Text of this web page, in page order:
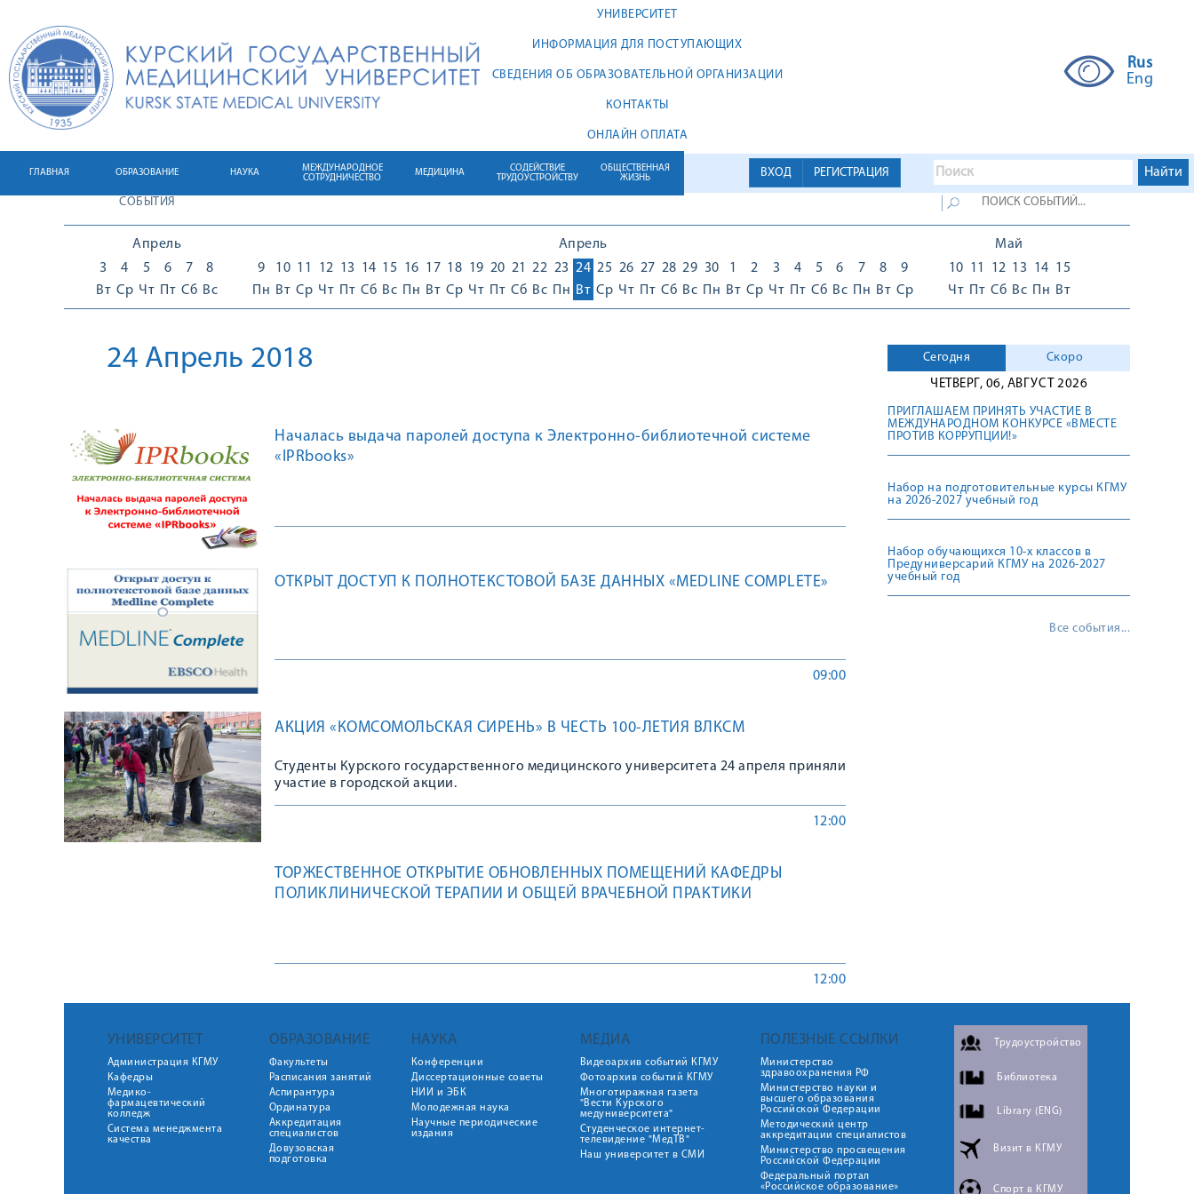
УНИВЕРСИТЕТ
ИНФОРМАЦИЯ ДЛЯ ПОСТУПАЮЩИХ
СВЕДЕНИЯ ОБ ОБРАЗОВАТЕЛЬНОЙ ОРГАНИЗАЦИИ
КОНТАКТЫ
ОНЛАЙН ОПЛАТА
Rus
Eng
ВХОД РЕГИСТРАЦИЯ
ГЛАВНАЯ ОБРАЗОВАНИЕ НАУКА
МЕЖДУНАРОДНОЕ
СОТРУДНИЧЕСТВО
МЕДИЦИНА
СОДЕЙСТВИЕ
ТРУДОУСТРОЙСТВУ
ОБЩЕСТВЕННАЯ
ЖИЗНЬ
СОБЫТИЯ
Апрель
3
Вт
4
Ср
5
Чт
6
Пт
7
Сб
8
Вс
Апрель
9
Пн
10
Вт
11
Ср
12
Чт
13
Пт
14
Сб
15
Вс
16
Пн
17
Вт
18
Ср
19
Чт
20
Пт
21
Сб
22
Вс
23
Пн
24
Вт
25
Ср
26
Чт
27
Пт
28
Сб
29
Вс
30
Пн
1
Вт
2
Ср
3
Чт
4
Пт
5
Сб
6
Вс
7
Пн
8
Вт
9
Ср
Май
10
Чт
11
Пт
12
Сб
13
Вс
14
Пн
15
Вт
24 Апрель 2018
Началась выдача паролей доступа к Электронно-библиотечной системе
«IPRbooks»
ОТКРЫТ ДОСТУП К ПОЛНОТЕКСТОВОЙ БАЗЕ ДАННЫХ «MEDLINE COMPLETE»
09:00
АКЦИЯ «КОМСОМОЛЬСКАЯ СИРЕНЬ» В ЧЕСТЬ 100-ЛЕТИЯ ВЛКСМ
Студенты Курского государственного медицинского университета 24 апреля приняли
участие в городской акции.
12:00
ТОРЖЕСТВЕННОЕ ОТКРЫТИЕ ОБНОВЛЕННЫХ ПОМЕЩЕНИЙ КАФЕДРЫ
ПОЛИКЛИНИЧЕСКОЙ ТЕРАПИИ И ОБЩЕЙ ВРАЧЕБНОЙ ПРАКТИКИ
12:00
Сегодня
Скоро
ЧЕТВЕРГ, 06, АВГУСТ 2026
ПРИГЛАШАЕМ ПРИНЯТЬ УЧАСТИЕ В
МЕЖДУНАРОДНОМ КОНКУРСЕ «ВМЕСТЕ
ПРОТИВ КОРРУПЦИИ!»
Набор на подготовительные курсы КГМУ
на 2026-2027 учебный год
Набор обучающихся 10-х классов в
Предуниверсарий КГМУ на 2026-2027
учебный год
Все события...
УНИВЕРСИТЕТ
Администрация КГМУ
Кафедры
Медико-
фармацевтический
колледж
Система менеджмента
качества
ОБРАЗОВАНИЕ
Факультеты
Расписания занятий
Аспирантура
Ординатура
Аккредитация
специалистов
Довузовская
подготовка
НАУКА
Конференции
Диссертационные советы
НИИ и ЭБК
Молодежная наука
Научные периодические
издания
МЕДИА
Видеоархив событий КГМУ
Фотоархив событий КГМУ
Многотиражная газета
"Вести Курского
медуниверситета"
Студенческое интернет-
телевидение "МедТВ"
Наш университет в СМИ
ПОЛЕЗНЫЕ ССЫЛКИ
Министерство
здравоохранения РФ
Министерство науки и
высшего образования
Российской Федерации
Методический центр
аккредитации специалистов
Министерство просвещения
Российской Федерации
Федеральный портал
«Российское образование»
Трудоустройство
Библиотека
Library (ENG)
Визит в КГМУ
Спорт в КГМУ